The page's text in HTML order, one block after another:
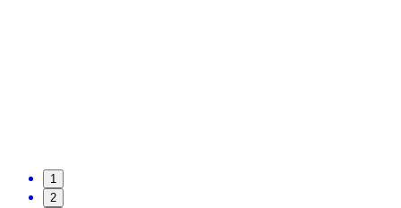
1
2